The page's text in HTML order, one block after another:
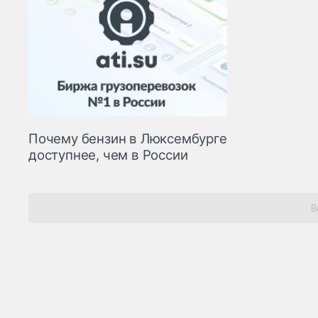
Почему бензин в Люксембурге
доступнее, чем в России